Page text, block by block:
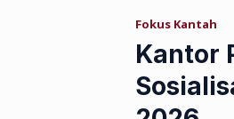
Fokus Kantah
Kantor